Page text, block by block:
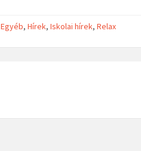
Egyéb, Hírek, Iskolai hírek, Relax